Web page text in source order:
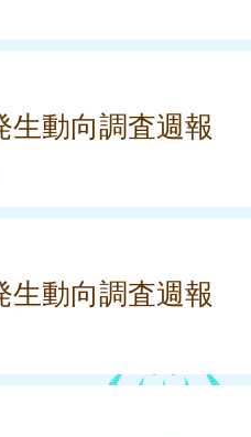
動向調査週報
動向調査週報